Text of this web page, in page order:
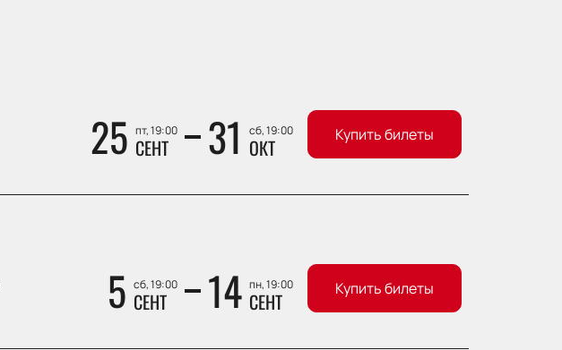
25 пт, 19:00
СЕНТ 31 сб, 19:00
ОКТ Купить билеты
5 сб, 19:00
СЕНТ 14 пн, 19:00
СЕНТ Купить билеты